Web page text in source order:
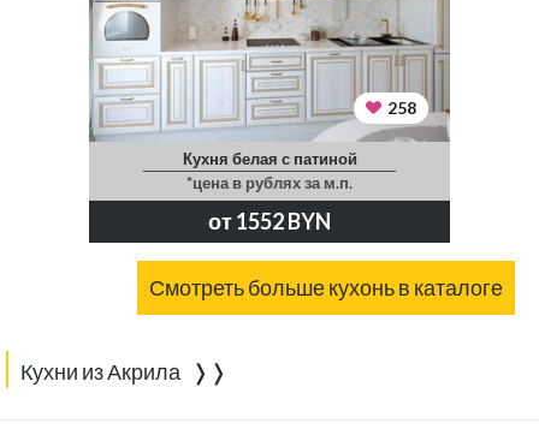
258
Кухня белая с патиной
*цена в рублях за м.п.
от 1552 BYN
Смотреть больше кухонь в каталоге
Кухни из Акрила ❭❭